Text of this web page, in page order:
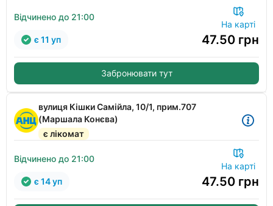
Відчинено до 21:00
На карті
47.50 грн
є 11 уп
Забронювати тут
вулиця Кішки Самійла, 10/1, прим.707
(Маршала Конєва)
є лікомат
Відчинено до 21:00
На карті
47.50 грн
є 14 уп